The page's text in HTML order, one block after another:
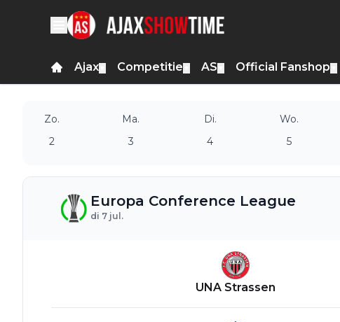
Ajax Competitie AS Official Fanshop
Zo.
2
Ma.
3
Di.
4
Wo.
5
Europa Conference League
di 7 jul.
UNA Strassen